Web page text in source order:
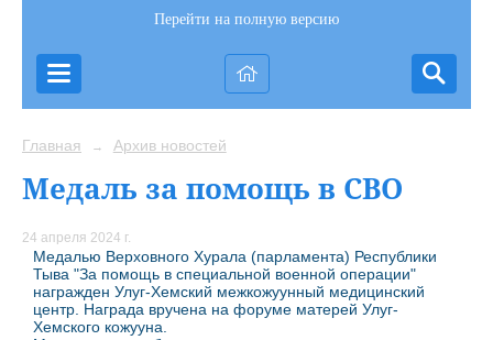
Перейти на полную версию
Главная → Архив новостей
Медаль за помощь в СВО
24 апреля 2024 г.
Медалью Верховного Хурала (парламента) Республики
Тыва "За помощь в специальной военной операции"
награжден Улуг-Хемский межкожуунный медицинский
центр. Награда вручена на форуме матерей Улуг-
Хемского кожууна.